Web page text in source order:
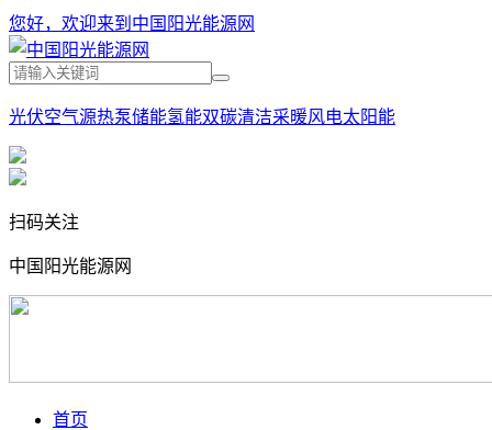
您好，欢迎来到中国阳光能源网
光伏空气源热泵储能氢能双碳清洁采暖风电太阳能
扫码关注
中国阳光能源网
首页